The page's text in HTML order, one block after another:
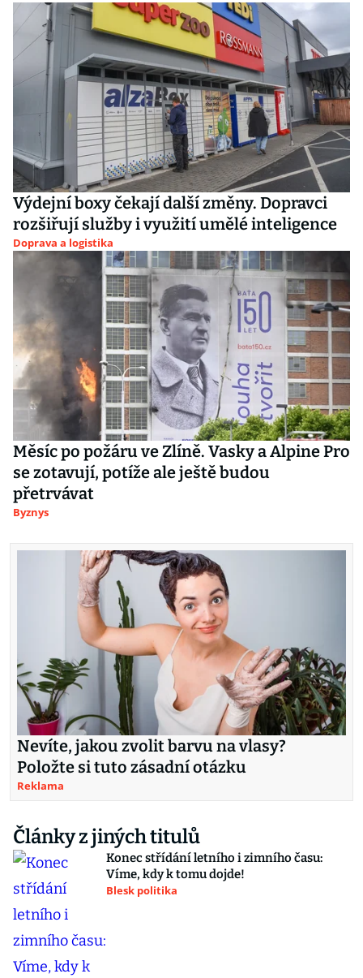
Výdejní boxy čekají další změny. Dopravci
rozšiřují služby i využití umělé inteligence
Doprava a logistika
Měsíc po požáru ve Zlíně. Vasky a Alpine Pro
se zotavují, potíže ale ještě budou
přetrvávat
Byznys
Nevíte, jakou zvolit barvu na vlasy?
Položte si tuto zásadní otázku
Reklama
Články z jiných titulů
Konec střídání letního i zimního času:
Víme, kdy k tomu dojde!
Blesk politika